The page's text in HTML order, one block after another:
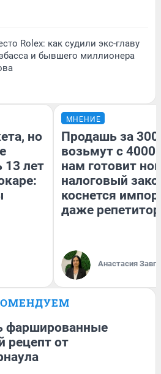
Rolex: как судили экс-главу
и бывшего миллионера
но
13 лет
МНЕНИЕ
Продашь за
возьмут с
нам готовит
налоговый
коснется
даже
Анастасия
фаршированные
рецепт от